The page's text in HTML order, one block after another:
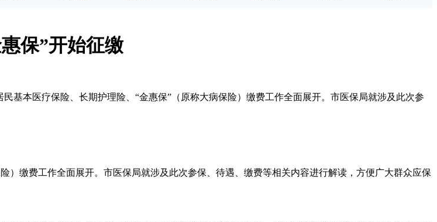
保”开始征缴
基本医疗保险、长期护理险、“金惠保”（原称大病保险）缴费工作全面展开。市医保局就涉及此次参
）缴费工作全面展开。市医保局就涉及此次参保、待遇、缴费等相关内容进行解读，方便广大群众应保